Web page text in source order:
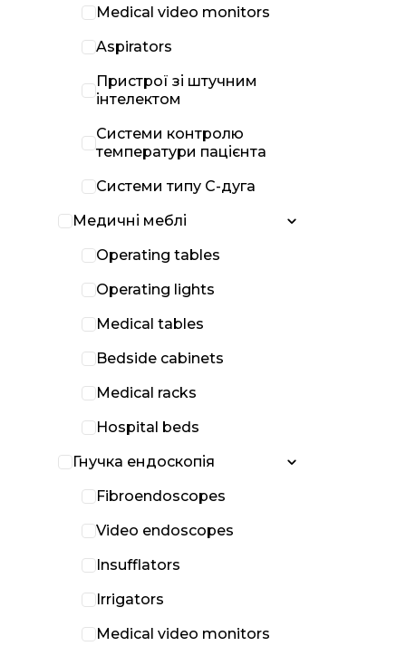
Medical video monitors
Aspirators
Пристрої зі штучним
інтелектом
Системи контролю
температури пацієнта
Системи типу С-дуга
Медичні меблі
Operating tables
Operating lights
Medical tables
Bedside cabinets
Medical racks
Hospital beds
Гнучка ендоскопія
Fibroendoscopes
Video endoscopes
Insufflators
Irrigators
Medical video monitors